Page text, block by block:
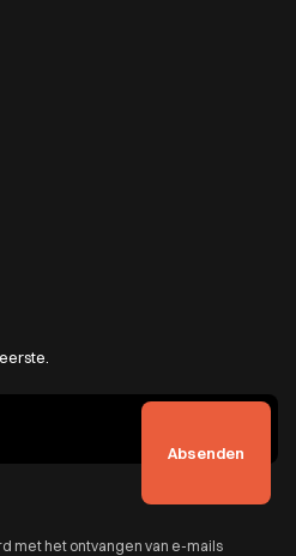
met het ontvangen van e-mails